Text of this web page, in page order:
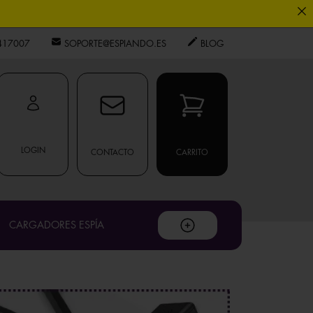
SOPORTE@ESPIANDO.ES BLOG
LOGIN CONTACTO CARRITO
CARGADORES ESPÍA
.